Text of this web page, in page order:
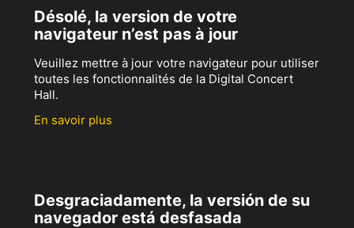
Désolé, la version de votre
navigateur n’est pas à jour
Veuillez mettre à jour votre navigateur pour utiliser
toutes les fonctionnalités de la Digital Concert
Hall.
En savoir plus
Desgraciadamente, la versión de su
navegador está desfasada